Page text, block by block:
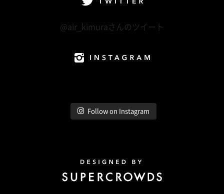
@air_kimuraさんのツイート
Follow on Instagram